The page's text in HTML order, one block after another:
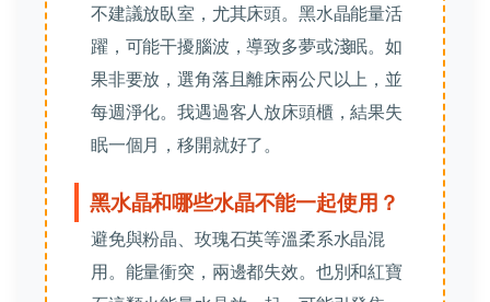
不建議放臥室，尤其床頭。黑水晶能量活
躍，可能干擾腦波，導致多夢或淺眠。如
果非要放，選角落且離床兩公尺以上，並
每週淨化。我遇過客人放床頭櫃，結果失
眠一個月，移開就好了。
黑水晶和哪些水晶不能一起使用？
避免與粉晶、玫瑰石英等溫柔系水晶混
用。能量衝突，兩邊都失效。也別和紅寶